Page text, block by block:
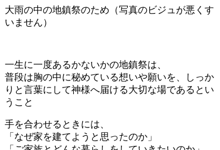
大雨の中の地鎮祭のため（写真のビジュが悪くす
いません）
一生に一度あるかないかの地鎮祭は、
普段は胸の中に秘めている想いや願いを、しっか
りと言葉にして神様へ届ける大切な場であるとい
うこと
手を合わせるときには、
「なぜ家を建てようと思ったのか」